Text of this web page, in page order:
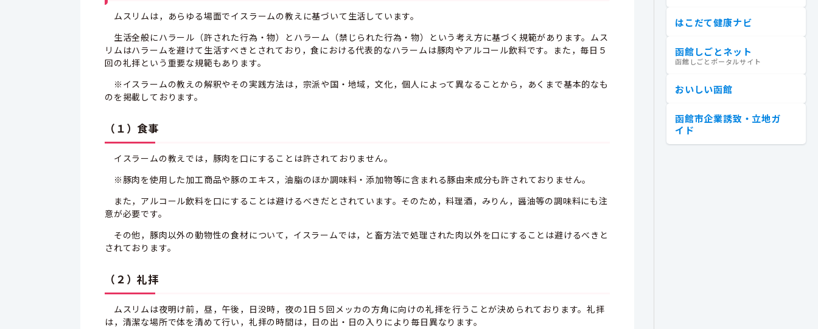
ムスリムは，あらゆる場面でイスラームの教えに基づいて生活しています。
生活全般にハラール（許された行為・物）とハラーム（禁じられた行為・物）という考え方に基づく規範があります。ムス
リムはハラームを避けて生活すべきとされており，食における代表的なハラームは豚肉やアルコール飲料です。また，毎日５
回の礼拝という重要な規範もあります。
※イスラームの教えの解釈やその実践方法は，宗派や国・地域，文化，個人によって異なることから，あくまで基本的なも
のを掲載しております。
（１）食事
イスラームの教えでは，豚肉を口にすることは許されておりません。
※豚肉を使用した加工商品や豚のエキス，油脂のほか調味料・添加物等に含まれる豚由来成分も許されておりません。
また，アルコール飲料を口にすることは避けるべきだとされています。そのため，料理酒，みりん，醤油等の調味料にも注
意が必要です。
その他，豚肉以外の動物性の食材について，イスラームでは，と畜方法で処理された肉以外を口にすることは避けるべきと
されております。
（２）礼拝
ムスリムは夜明け前，昼，午後，日没時，夜の1日５回メッカの方角に向けの礼拝を行うことが決められております。礼拝
は，清潔な場所で体を清めて行い，礼拝の時間は，日の出・日の入りにより毎日異なります。
はこだて健康ナビ
函館しごとネット
函館しごとポータルサイト
おいしい函館
函館市企業誘致・立地ガ
イド